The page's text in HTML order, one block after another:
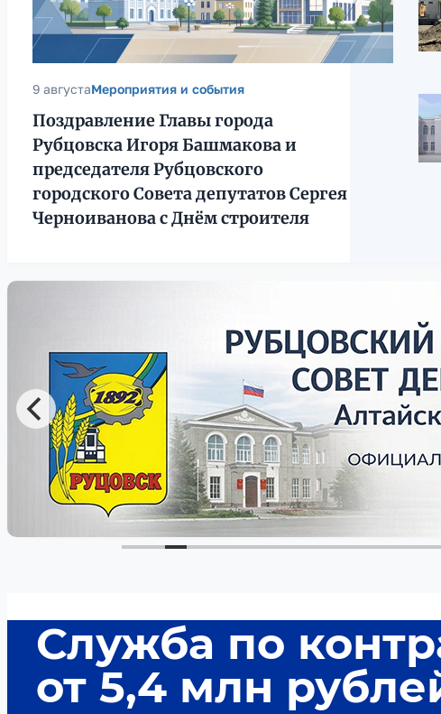
9 августаМероприятия и события
Поздравление Главы города
Рубцовска Игоря Башмакова и
председателя Рубцовского
городского Совета депутатов Сергея
Черноиванова с Днём строителя
Служба по
от 5,4 млн